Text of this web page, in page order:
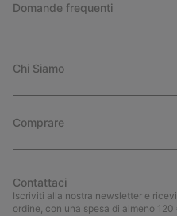
Domande frequenti
Chi Siamo
Comprare
Contattaci
Iscriviti alla nostra newsletter e
ordine, con una spesa di almeno